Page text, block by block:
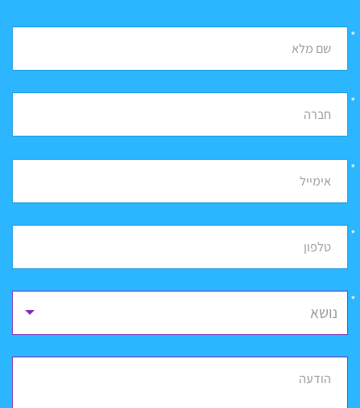
שם מלא
*
חברה
*
אימייל
*
טלפון
*
נושא
הודעה